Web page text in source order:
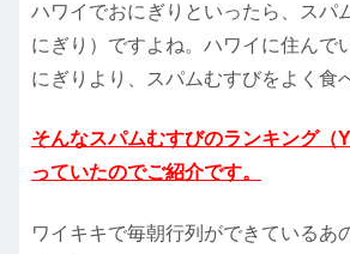
ハワイでおにぎりといったら、スパ
にぎり）ですよね。ハワイに住んで
にぎりより、スパムむすびをよく食
そんなスパムむすびのランキング（
っていたのでご紹介です。
ワイキキで毎朝行列ができているあ